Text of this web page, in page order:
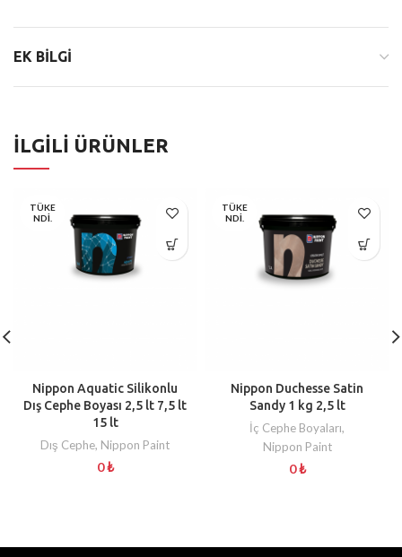
EK BILGI
İLGILI ÜRÜNLER
TÜKE
NDI.
Nippon Aquatic Silikonlu
Dış Cephe Boyası 2,5 lt 7,5 lt
15 lt
Dış Cephe, Nippon Paint
0₺
TÜKE
NDI.
Nippon Duchesse Satin
Sandy 1 kg 2,5 lt
İç Cephe Boyaları,
Nippon Paint
0₺